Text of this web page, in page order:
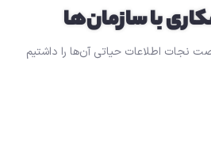
با سازمان‌ها
نجات اطلاعات حیاتی آن‌ها را داشتیم